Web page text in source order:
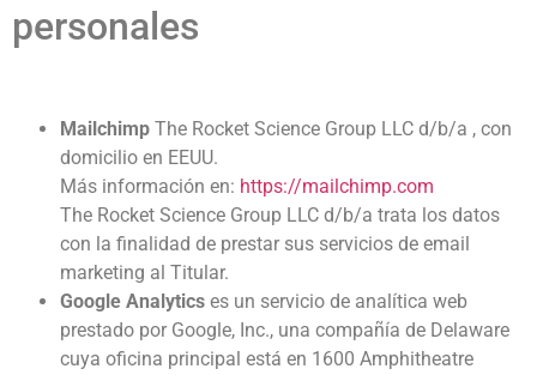
personales
Mailchimp The Rocket Science Group LLC d/b/a , con
domicilio en EEUU.
Más información en: https://mailchimp.com
The Rocket Science Group LLC d/b/a trata los datos
con la finalidad de prestar sus servicios de email
marketing al Titular.
Google Analytics es un servicio de analítica web
prestado por Google, Inc., una compañía de Delaware
cuya oficina principal está en 1600 Amphitheatre